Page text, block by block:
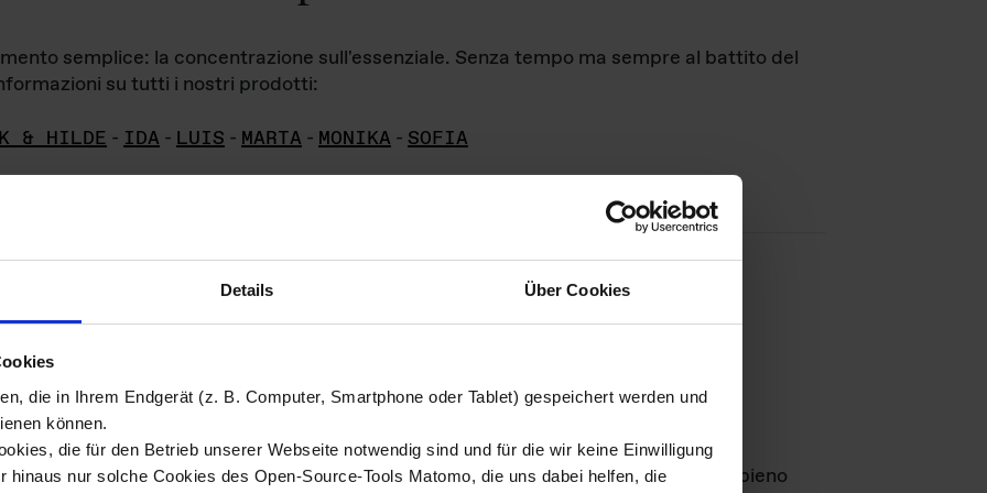
Details Über Cookies
die in Ihrem Endgerät (z. B. Computer, Smartphone oder Tablet) gespeichert werden und
können.
die für den Betrieb unserer Webseite notwendig sind und für die wir keine Einwilligung
hinaus nur solche Cookies des Open-Source-Tools Matomo, die uns dabei helfen, die
semplice: la concentrazione sull'essenziale. Senza tempo ma sempre al battito del
su tutti i nostri prodotti:
& HILDE - IDA - LUIS - MARTA - MONIKA - SOFIA
di immagini
materiale fotografico sono detenuti daDas ganze LebenGmbH e rimangono in pieno